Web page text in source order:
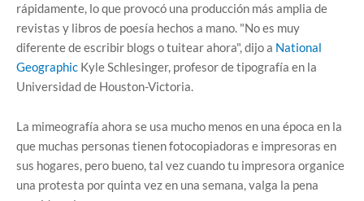
rápidamente, lo que provocó una producción más amplia de
revistas y libros de poesía hechos a mano. "No es muy
diferente de escribir blogs o tuitear ahora", dijo a National
Geographic Kyle Schlesinger, profesor de tipografía en la
Universidad de Houston-Victoria.
La mimeografía ahora se usa mucho menos en una época en la
que muchas personas tienen fotocopiadoras e impresoras en
sus hogares, pero bueno, tal vez cuando tu impresora organice
una protesta por quinta vez en una semana, valga la pena